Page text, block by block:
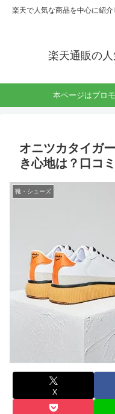
楽天で人気な商品を中心に紹
楽天通販の
本ページはプロ
オニツカタイガ
き心地は？口コ
靴・シューズ
X